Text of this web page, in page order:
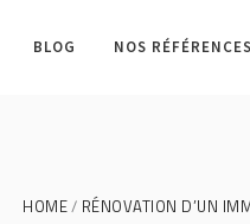
BLOG NOS RÉFÉRENCES
HOME RÉNOVATION D’UN